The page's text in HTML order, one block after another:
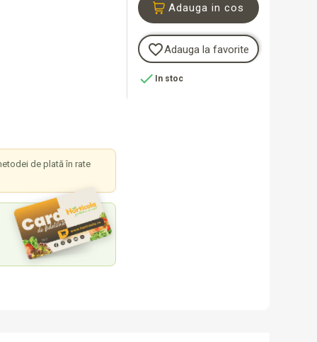
de plată în rate
Adauga in cos
favorite_borderAdauga la favorite
 In stoc